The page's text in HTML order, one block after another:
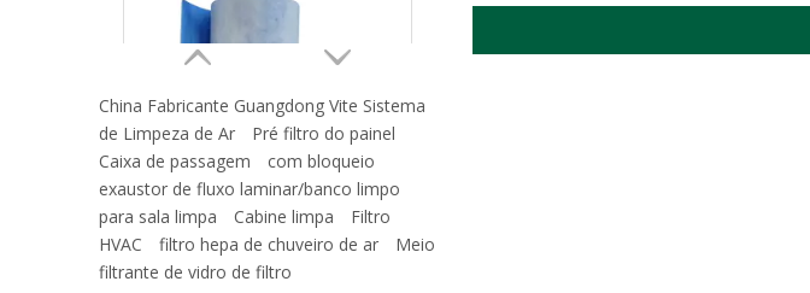
China Fabricante Guangdong Vite Sistema
de Limpeza de Ar
Pré filtro do painel
Caixa de passagem
com bloqueio
exaustor de fluxo laminar/banco limpo
para sala limpa
Cabine limpa
Filtro
HVAC
filtro hepa de chuveiro de ar
Meio
filtrante de vidro de filtro